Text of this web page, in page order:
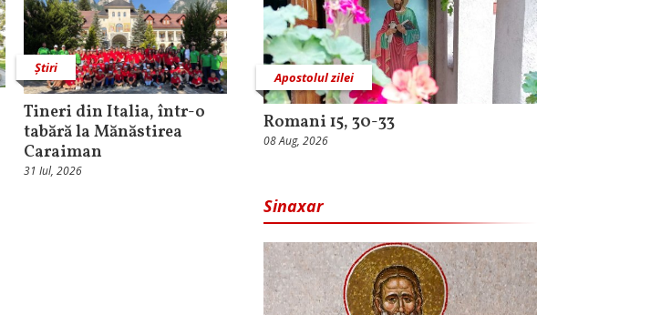
Știri
Tineri din Italia, într-o
tabără la Mănăstirea
Caraiman
31 Iul, 2026
Apostolul zilei
Romani 15, 30-33
08 Aug, 2026
Sinaxar